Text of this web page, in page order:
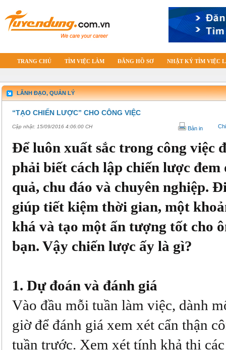
TRANG CHỦ TÌM VIỆC LÀM ĐĂNG HỒ SƠ NHẬT KÝ TÌM VIỆC
LÃNH ĐẠO, QUẢN LÝ
“TẠO CHIẾN LƯỢC” CHO CÔNG VIỆC
Cập nhật: 15/09/2016 4:06:00 CH Bản in
Để luôn xuất sắc trong công việc
phải biết cách lập chiến lược đem
quả, chu đáo và chuyên nghiệp.
giúp tiết kiệm thời gian, một
khá và tạo một ấn tượng tốt cho
bạn. Vậy chiến lược ấy là gì?
1. Dự đoán và đánh giá
Vào đầu mỗi tuần làm việc, dành
giờ để đánh giá xem xét cẩn thận
tuần trước. Xem xét tính khả thi